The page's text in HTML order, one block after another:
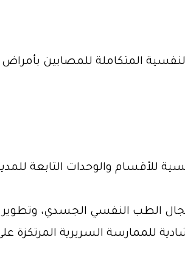
المتكاملة للمصابين بأمراض
للأقسام والوحدات التابعة
الطب النفسي الجسدي،
للممارسة السريرية المرتكزة